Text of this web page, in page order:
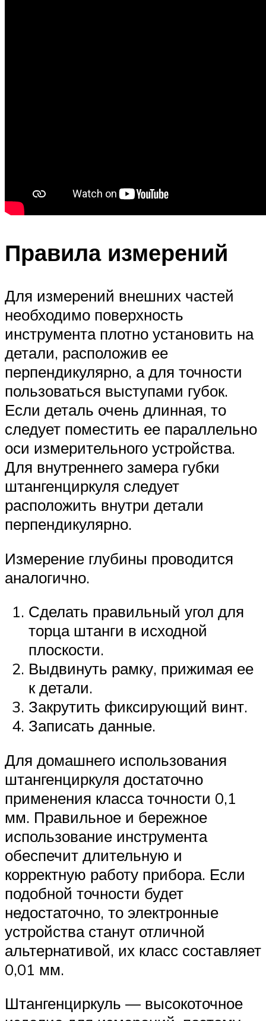
Правила измерений
Для измерений внешних частей
необходимо поверхность
инструмента плотно установить на
детали, расположив ее
перпендикулярно, а для точности
пользоваться выступами губок.
Если деталь очень длинная, то
следует поместить ее параллельно
оси измерительного устройства.
Для внутреннего замера губки
штангенциркуля следует
расположить внутри детали
перпендикулярно.
Измерение глубины проводится
аналогично.
Сделать правильный угол для
торца штанги в исходной
плоскости.
Выдвинуть рамку, прижимая ее
к детали.
Закрутить фиксирующий винт.
Записать данные.
Для домашнего использования
штангенциркуля достаточно
применения класса точности 0,1
мм. Правильное и бережное
использование инструмента
обеспечит длительную и
корректную работу прибора. Если
подобной точности будет
недостаточно, то электронные
устройства станут отличной
альтернативой, их класс составляет
0,01 мм.
Штангенциркуль — высокоточное